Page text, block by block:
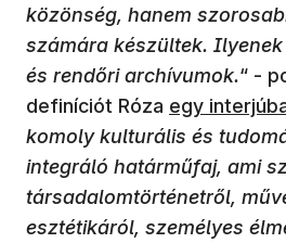
közönség, hanem
számára készültek.
és rendőri archívumok.“ -
definíciót Róza egy
komoly kulturális és
integráló határműfaj, ami
társadalomtörténetről,
esztétikáról, személyes